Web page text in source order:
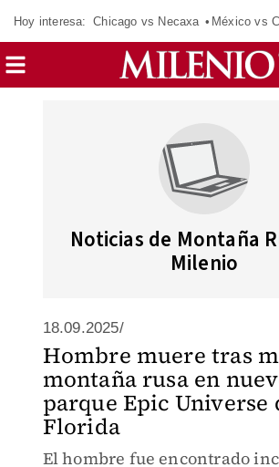
Hoy interesa: Chicago vs Necaxa México vs
Noticias de Montaña
Milenio
18.09.2025/
Hombre muere tras
montaña rusa en
parque Epic Universe
Florida
El hombre fue encontrado